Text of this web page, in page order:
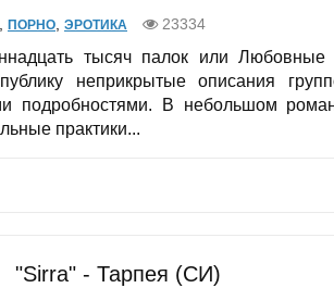
ПОРНО ЭРОТИКА 23334
тысяч палок или Любовные
неприкрытые описания
подробностями. В небольшом
практики...
"Sirra" - Тарпея (СИ)